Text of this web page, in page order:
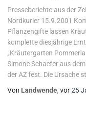
Presseberichte aus der
Nordkurier 15.9.2001
Pflanzengifte lassen
komplette diesjährige
„Kräutergarten
Simone Schaefer aus
der AZ fest. Die Ursache
Von Landwende, vor25